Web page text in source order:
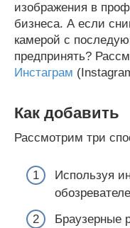
изображения в
бизнеса. А если
камерой с
предпринять?
Инстаграм
Как добавить
Рассмотрим три
Используя
Браузерные